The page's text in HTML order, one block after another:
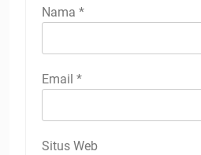
Nama *
Email *
Situs Web